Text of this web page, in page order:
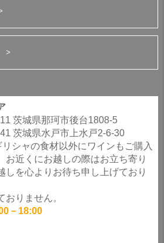
城県那珂市後台1808-5
茨城県水戸市上水戸2-6-30
シャの食材以外にワインもご購入
お近くにお越しの際はお立ち寄り
しを心よりお待ち申し上げており
りません。
－18:00